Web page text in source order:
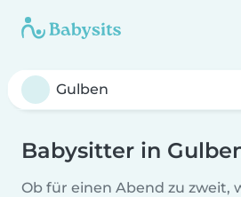
Babysitter in
Ob für einen Abend zu zweit,